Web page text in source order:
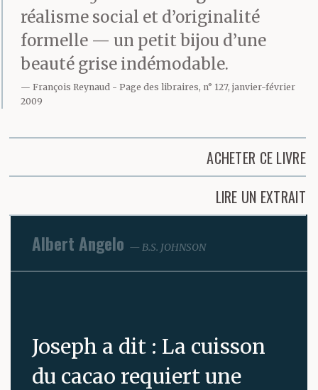
réalisme social et d’originalité
formelle — un petit bijou d’une
beauté grise indémodable.
François Reynaud
Page des libraires, n° 127, janvier-février
2009
ACHETER CE LIVRE
LIRE UN EXTRAIT
Albert Angelo B.S. JOHNSON
Joseph a dit : La cuisson
du cacao requiert une